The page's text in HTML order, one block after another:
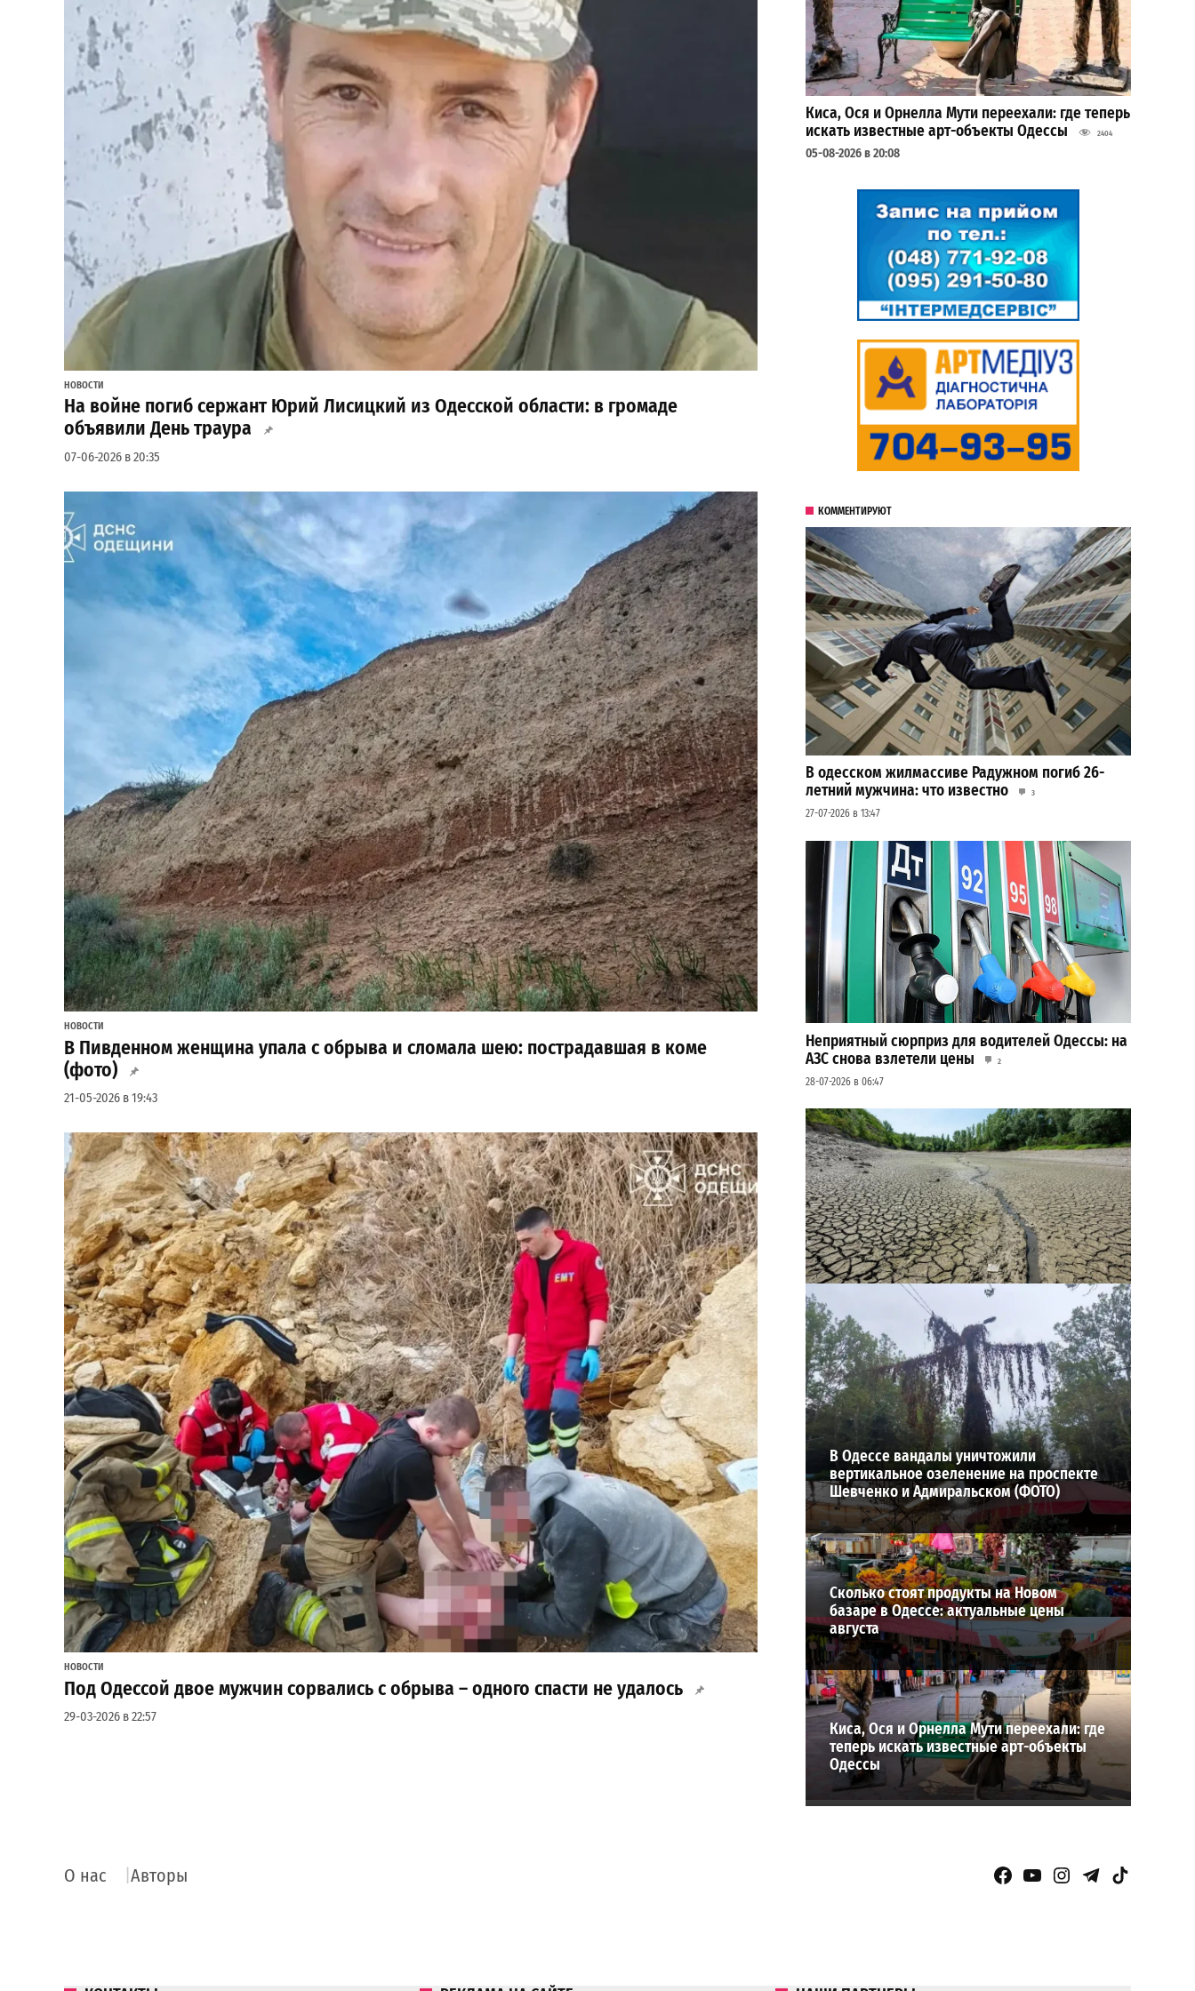
НОВОСТИ
На войне погиб сержант Юрий Лисицкий из Одесской области: в громаде
объявили День траура
07-06-2026 в 20:35
НОВОСТИ
В Пивденном женщина упала с обрыва и сломала шею: пострадавшая в коме
(фото)
21-05-2026 в 19:43
НОВОСТИ
Под Одессой двое мужчин сорвались с обрыва – одного спасти не удалось
29-03-2026 в 22:57
Киса, Ося и Орнелла Мути переехали: где теперь
искать известные арт-объекты Одессы
2404
05-08-2026 в 20:08
КОММЕНТИРУЮТ
В одесском жилмассиве Радужном погиб 26-
летний мужчина: что известно
3
27-07-2026 в 13:47
Неприятный сюрприз для водителей Одессы: на
АЗС снова взлетели цены
2
28-07-2026 в 06:47
Днестр рекордно обмелел: одесситов просят
срочно экономить воду
2
29-07-2026 в 19:28
ВИБОР РЕДАКЦИИ
В Одессе вандалы уничтожили
вертикальное озеленение на проспекте
Шевченко и Адмиральском (ФОТО)
Сколько стоят продукты на Новом
базаре в Одессе: актуальные цены
августа
Киса, Ося и Орнелла Мути переехали: где
теперь искать известные арт-объекты
Одессы
О нас Авторы Facebook Page
YouTubeInstagram
Telegram
TikTok